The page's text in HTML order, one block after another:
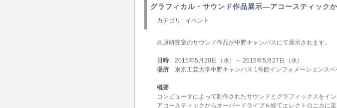
グラフィカル・サウンド作品展示―アコースティック
カテゴリ : イベント
久原研究室のサウンド作品が中野キャンパスにて展示されます。
日時2015年5月20日（水）～ 2015年5月27日（水）
場所東京工芸大学中野キャンパス 1号館インフォメーションスペ
概要
コンピュータによって制作されたサウンドとグラフィックスをイ
アコースティックからオーバードライブを経てエレクトロニカに